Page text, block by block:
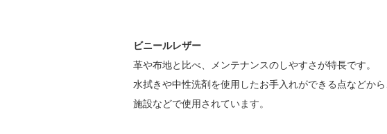
ビニールレザー
革や布地と比べ、メンテナンスのしやすさが特長です。
水拭きや中性洗剤を使用したお手入れができる点などか
施設などで使用されています。